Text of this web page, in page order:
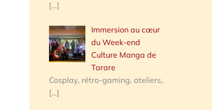
[…]
Immersion au cœur
du Week-end
Culture Manga de
Tarare
Cosplay, rétro-gaming, ateliers,
[…]